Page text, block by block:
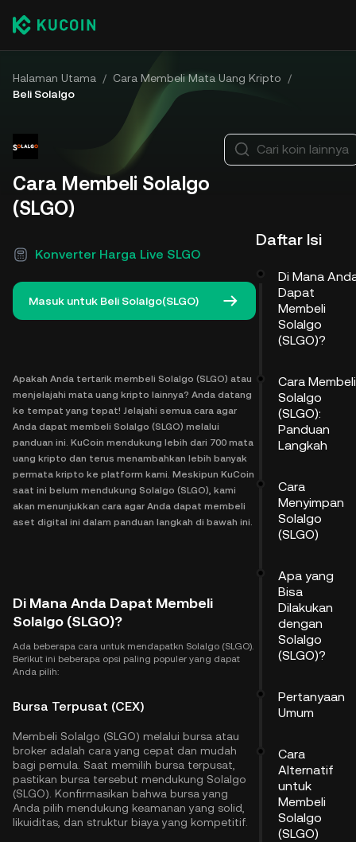
Halaman Utama / Cara Membeli Mata Uang Kripto
/
Beli Solalgo
Cara Membeli Solalgo
(SLGO)
Konverter Harga Live SLGO
Masuk untuk Beli Solalgo(SLGO)
Apakah Anda tertarik membeli Solalgo (SLGO) atau
menjelajahi mata uang kripto lainnya? Anda datang
ke tempat yang tepat! Jelajahi semua cara agar
Anda dapat membeli Solalgo (SLGO) melalui
panduan ini. KuCoin mendukung lebih dari 700 mata
uang kripto dan terus menambahkan lebih banyak
permata kripto ke platform kami. Meskipun KuCoin
saat ini belum mendukung Solalgo (SLGO), kami
akan menunjukkan cara agar Anda dapat membeli
aset digital ini dalam panduan langkah di bawah ini.
Di Mana Anda Dapat Membeli
Solalgo (SLGO)?
Ada beberapa cara untuk mendapatkn Solalgo (SLGO).
Berikut ini beberapa opsi paling populer yang dapat
Anda pilih:
Bursa Terpusat (CEX)
Membeli Solalgo (SLGO) melalui bursa atau
broker adalah cara yang cepat dan mudah
bagi pemula. Saat memilih bursa terpusat,
pastikan bursa tersebut mendukung Solalgo
(SLGO). Konfirmasikan bahwa bursa yang
Anda pilih mendukung keamanan yang solid,
likuiditas, dan struktur biaya yang kompetitif.
Cari koin lainnya
Daftar Isi
Di Mana
Dapat
Membeli
Solalgo
(SLGO)?
Cara Membeli
Solalgo
(SLGO):
Panduan
Langkah
Cara
Menyimpan
Solalgo
(SLGO)
Apa yang
Bisa
Dilakukan
dengan
Solalgo
(SLGO)?
Pertanyaan
Umum
Cara
Alternatif
untuk
Membeli
Solalgo
(SLGO)